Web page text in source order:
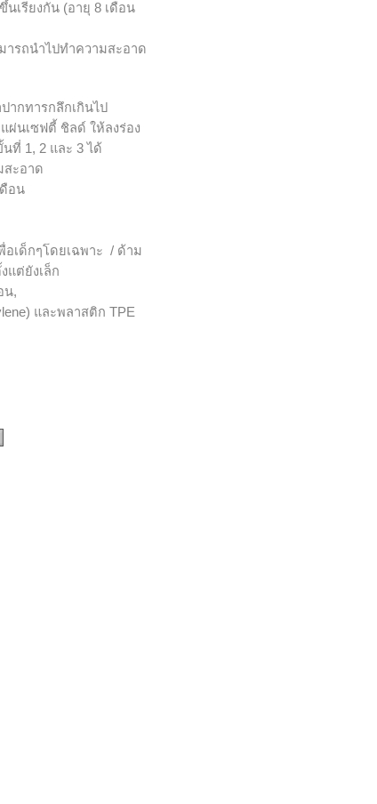
เรียงกัน (อายุ 8 เดือน
ารถนำไปทำความสะอาด
ากทารกลึกเกินไป
ผ่นเซฟตี้ ชิลด์ ให้ลงร่อง
ที่ 1, 2 และ 3 ได้
สะอาด
อน
เด็กๆโดยเฉพาะ / ด้าม
แต่ยังเล็ก
น,
และพลาสติก TPE